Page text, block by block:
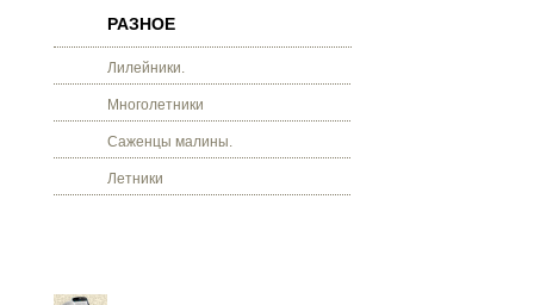
РАЗНОЕ
Лилейники.
Многолетники
Саженцы малины.
Летники